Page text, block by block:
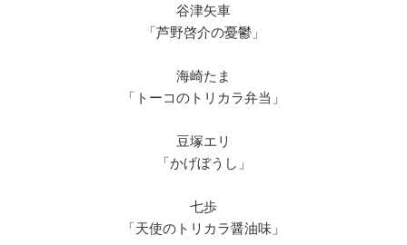
谷津矢車
「芦野啓介の憂鬱」
海崎たま
「トーコのトリカラ弁当」
豆塚エリ
「かげぼうし」
七歩
「天使のトリカラ醤油味」